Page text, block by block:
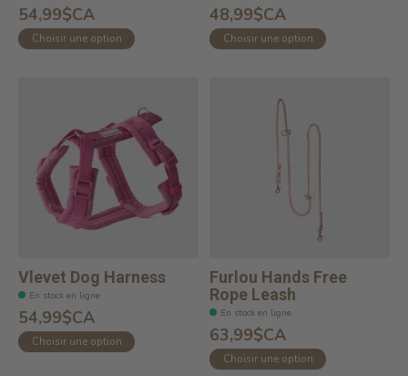
54,99$CA
Choisir une option
48,99$CA
Choisir une option
Vlevet Dog Harness
En stock en ligne
54,99$CA
Choisir une option
Furlou Hands Free
Rope Leash
En stock en ligne
63,99$CA
Choisir une option